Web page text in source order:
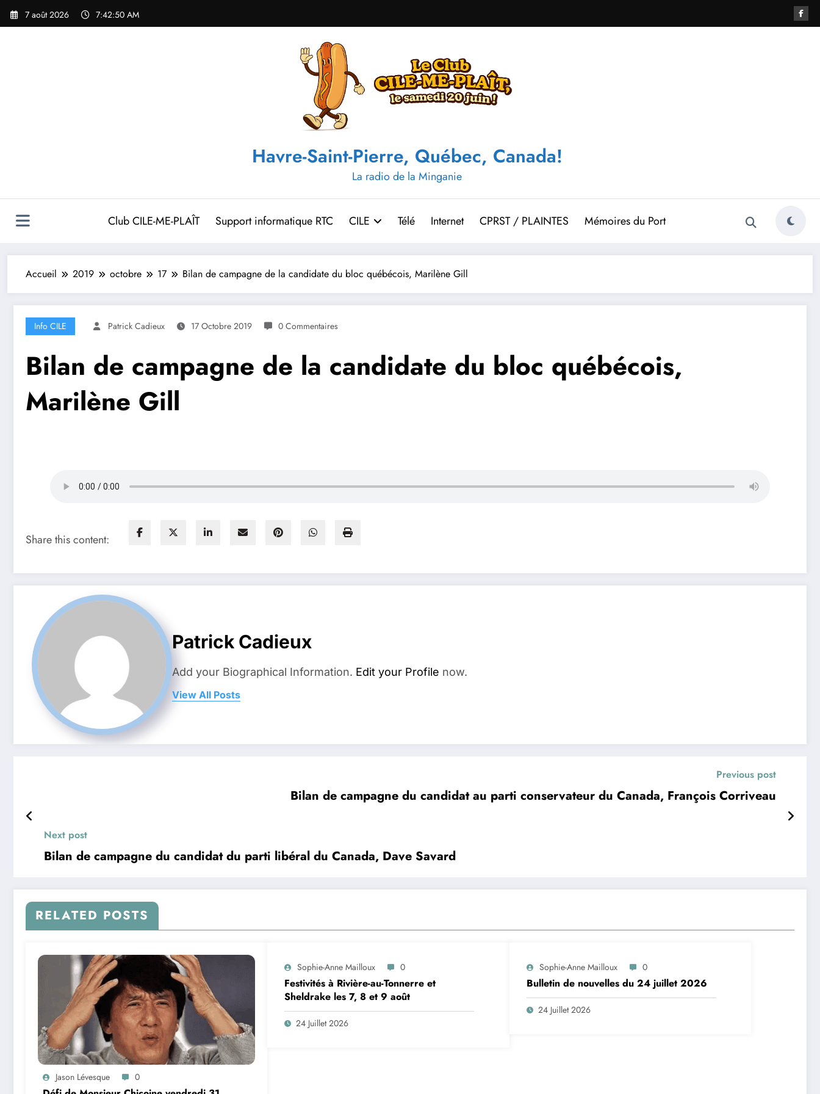
Aller
7 août 2026 7:42:51 AM
Havre-Saint-Pierre, Québec, Canada!
La radio de la Minganie
Club CILE-ME-PLAÎT Support informatique RTC CILE Télé Internet CPRST / PLAINTES Mémoires du Port
Accueil 2019 octobre 17 Bilan de campagne de la candidate du bloc québécois, Marilène Gill
Info CILE Patrick Cadieux 17 Octobre 2019 0 Commentaires
Bilan de campagne de la candidate du bloc québécois,
Marilène Gill
Share this content:
Patrick Cadieux
Add your Biographical Information. Edit your Profile now.
View All Posts
Previous post
Bilan de campagne du candidat au parti conservateur du Canada, François Corriveau
Next post
Bilan de campagne du candidat du parti libéral du Canada, Dave Savard
RELATED POSTS
Jason Lévesque 0
Sophie-Anne Mailloux 0
Festivités à Rivière-au-Tonnerre et
Sheldrake les 7, 8 et 9 août
24 Juillet 2026
Sophie-Anne Mailloux 0
Bulletin de nouvelles du 24 juillet 2026
24 Juillet 2026